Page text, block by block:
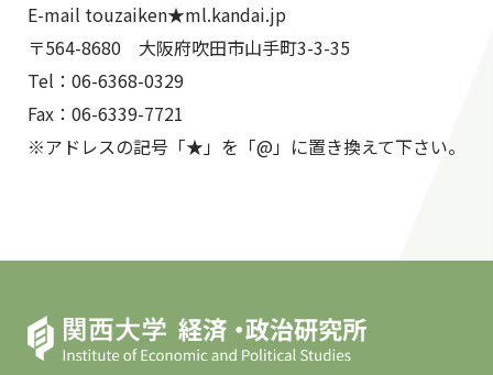
E-mail touzaiken★ml.kandai.jp
〒564-8680 大阪府吹田市山手町3-3-35
Tel：06-6368-0329
Fax：06-6339-7721
※アドレスの記号「★」を「@」に置き換えて下さい。